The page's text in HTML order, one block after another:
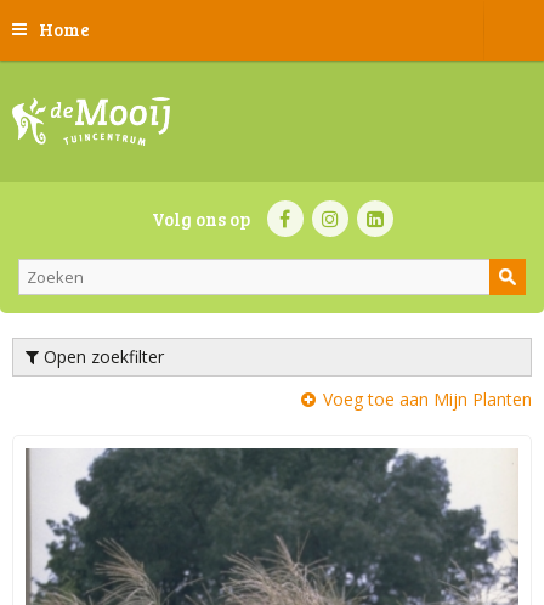
Home
Volg ons op
Open zoekfilter
Voeg toe aan Mijn Planten